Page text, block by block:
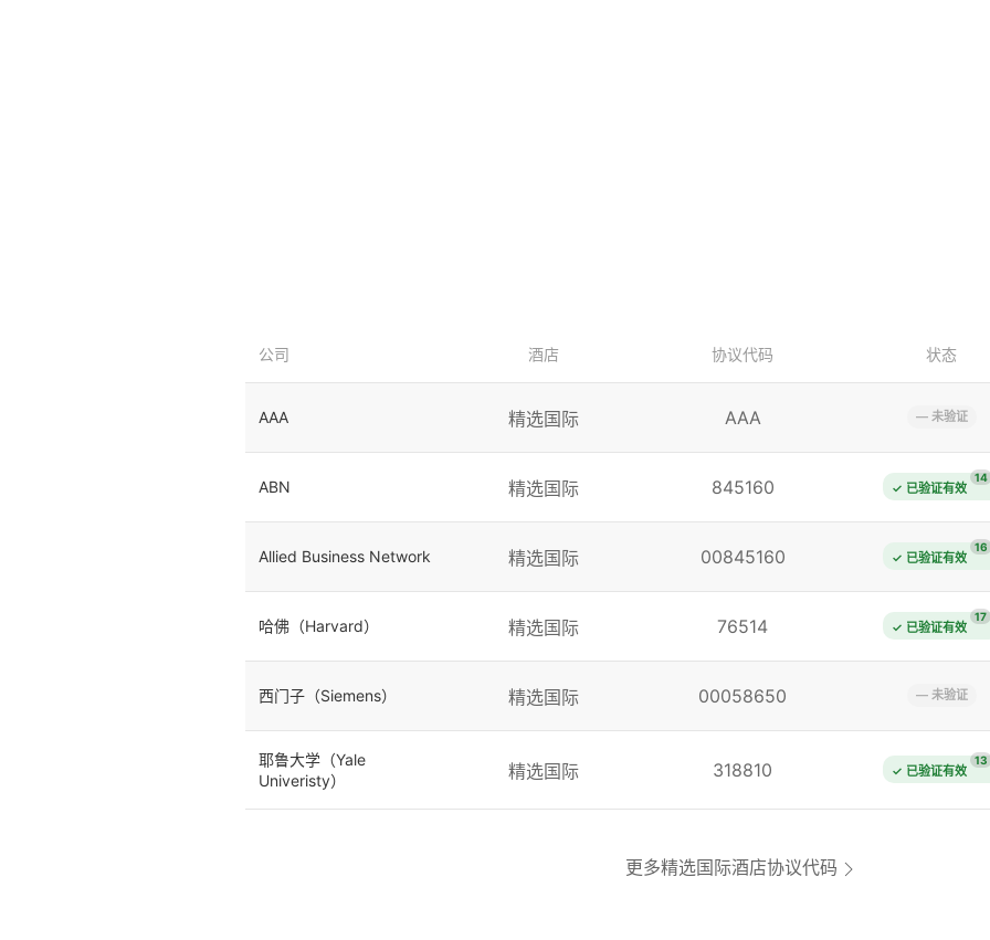
公司 酒店 协议代码 状态
AAA 精选国际 AAA — 未验证
ABN 精选国际 845160 ✓ 已验证有效
14
Allied Business Network 精选国际 00845160 ✓ 已验证有效
16
哈佛（Harvard） 精选国际 76514 ✓ 已验证有效
17
西门子（Siemens） 精选国际 00058650 — 未验证
耶鲁大学（Yale
Univeristy）
精选国际 318810 ✓ 已验证有效
13
更多精选国际酒店协议代码